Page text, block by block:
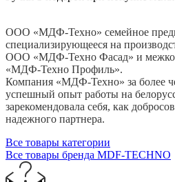
ООО «МДФ-Техно» семейное
специализирующееся на
ООО «МДФ-Техно Фасад» и
«МДФ-Техно Профиль».
Компания «МДФ-Техно» за более
успешный опыт работы на
зарекомендовала себя, как
надежного партнера.
Все товары категории
Все товары бренда MDF-TECHNO